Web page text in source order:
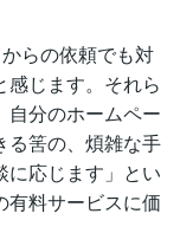
らの依頼でも対
感じます。それら
自分のホームペー
る筈の、煩雑な手
に応じます」とい
有料サービスに価